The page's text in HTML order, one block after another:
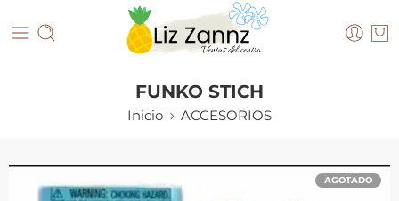
FUNKO STICH
Inicio ACCESORIOS
AGOTADO